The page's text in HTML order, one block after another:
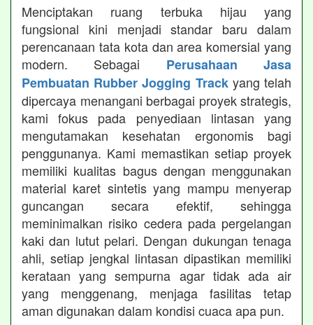
Menciptakan ruang terbuka hijau yang
fungsional kini menjadi standar baru dalam
perencanaan tata kota dan area komersial yang
modern. Sebagai Perusahaan Jasa
Pembuatan Rubber Jogging Trackyang telah
dipercaya menangani berbagai proyek strategis,
kami fokus pada penyediaan lintasan yang
mengutamakan kesehatan ergonomis bagi
penggunanya. Kami memastikan setiap proyek
memiliki kualitas bagus dengan menggunakan
material karet sintetis yang mampu menyerap
guncangan secara efektif, sehingga
meminimalkan risiko cedera pada pergelangan
kaki dan lutut pelari. Dengan dukungan tenaga
ahli, setiap jengkal lintasan dipastikan memiliki
kerataan yang sempurna agar tidak ada air
yang menggenang, menjaga fasilitas tetap
aman digunakan dalam kondisi cuaca apa pun.